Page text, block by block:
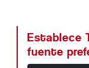
Establece
fuente